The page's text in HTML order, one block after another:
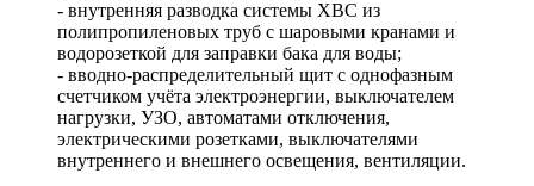
- внутренняя разводка системы ХВС из
полипропиленовых труб с шаровыми кранами и
водорозеткой для заправки бака для воды;
- вводно-распределительный щит с однофазным
счетчиком учёта электроэнергии, выключателем
нагрузки, УЗО, автоматами отключения,
электрическими розетками, выключателями
внутреннего и внешнего освещения, вентиляции.